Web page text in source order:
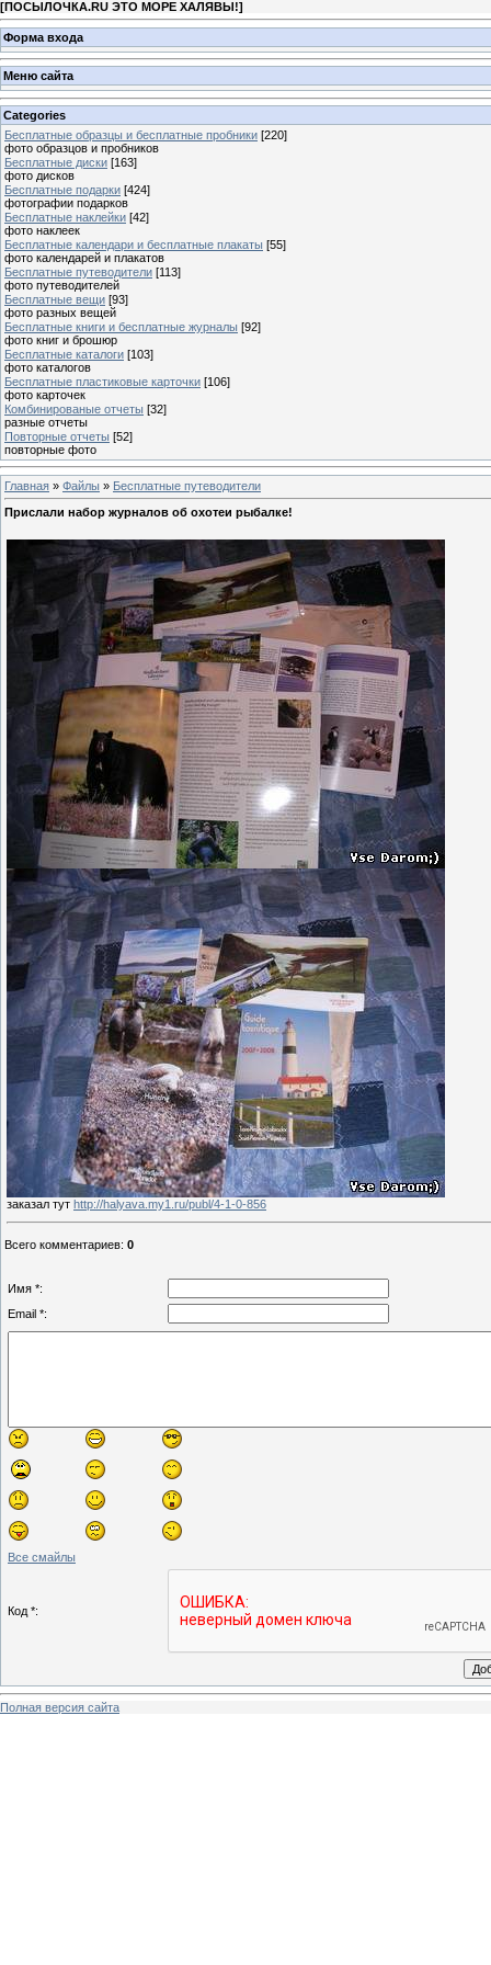
[ПОСЫЛОЧКА.RU ЭТО МОРЕ ХАЛЯВЫ!]
Форма входа
Меню сайта
Categories
Бесплатные образцы и бесплатные пробники [220]
фото образцов и пробников
Бесплатные диски [163]
фото дисков
Бесплатные подарки [424]
фотографии подарков
Бесплатные наклейки [42]
фото наклеек
Бесплатные календари и бесплатные плакаты [55]
фото календарей и плакатов
Бесплатные путеводители [113]
фото путеводителей
Бесплатные вещи [93]
фото разных вещей
Бесплатные книги и бесплатные журналы [92]
фото книг и брошюр
Бесплатные каталоги [103]
фото каталогов
Бесплатные пластиковые карточки [106]
фото карточек
Комбинированые отчеты [32]
разные отчеты
Повторные отчеты [52]
повторные фото
Главная » Файлы » Бесплатные путеводители
Прислали набор журналов об охотеи рыбалке!
заказал тут http://halyava.my1.ru/publ/4-1-0-856
Всего комментариев: 0
Имя *:
Email *:
Все смайлы
Код *:
Полная версия сайта